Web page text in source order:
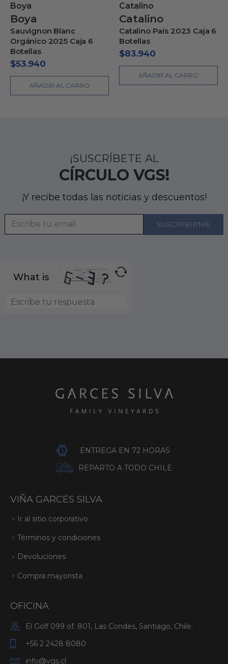
Boya
Boya
Sauvignon Blanc
Orgánico 2025 Caja 6
Botellas
$53.940
AÑADIR AL CARRO
Catalino
Catalino
Catalino País 2023 Caja 6
Botellas
$83.940
AÑADIR AL CARRO
¡SUSCRÍBETE AL
CÍRCULO VGS!
¡Y recibe todas las noticias y descuentos!
What is
ENTREGA EN 72 HORAS
REPARTO A TODO CHILE
VIÑA GARCÉS SILVA
Ir al sitio corporativo
Términos y condiciones
Devoluciones
Compra mayorista
OFICINA
El Golf 099 of. 801, Las Condes, Santiago, Chile.
+56 2 2428 8080
info@vgs.cl